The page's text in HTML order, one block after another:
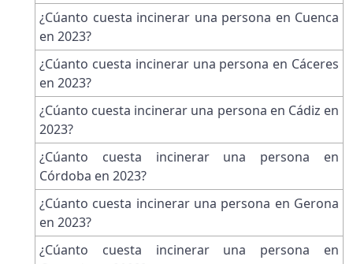
¿Cúanto cuesta incinerar una persona en Cuenca
en 2023?
¿Cúanto cuesta incinerar una persona en Cáceres
en 2023?
¿Cúanto cuesta incinerar una persona en Cádiz en
2023?
¿Cúanto cuesta incinerar una persona en
Córdoba en 2023?
¿Cúanto cuesta incinerar una persona en Gerona
en 2023?
¿Cúanto cuesta incinerar una persona en